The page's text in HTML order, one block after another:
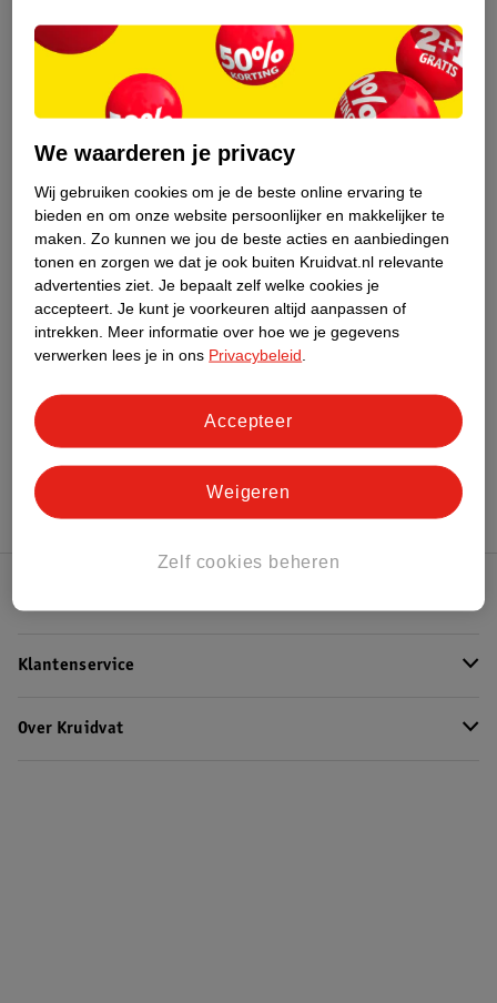
Nicorette Classic 2mg
Suikervrije Kauwgom
Geneesmiddel - 105
stuks
33.
49
Nicorette Menthol Mint
4mg Suikervrije
Kauwgom
Geneesmiddel - 105
stuks
Advies door Kruidvat
Klantenservice
Over Kruidvat
We waarderen je privacy
Wij gebruiken cookies om je de beste online ervaring te
bieden en om onze website persoonlijker en makkelijker te
maken. Zo kunnen we jou de beste acties en aanbiedingen
tonen en zorgen we dat je ook buiten Kruidvat.nl relevante
advertenties ziet. Je bepaalt zelf welke cookies je
accepteert. Je kunt je voorkeuren altijd aanpassen of
intrekken.
Meer informatie over hoe we je gegevens
verwerken lees je in ons Privacybeleid
Zelf cookies beheren
Weigeren
Accepteer